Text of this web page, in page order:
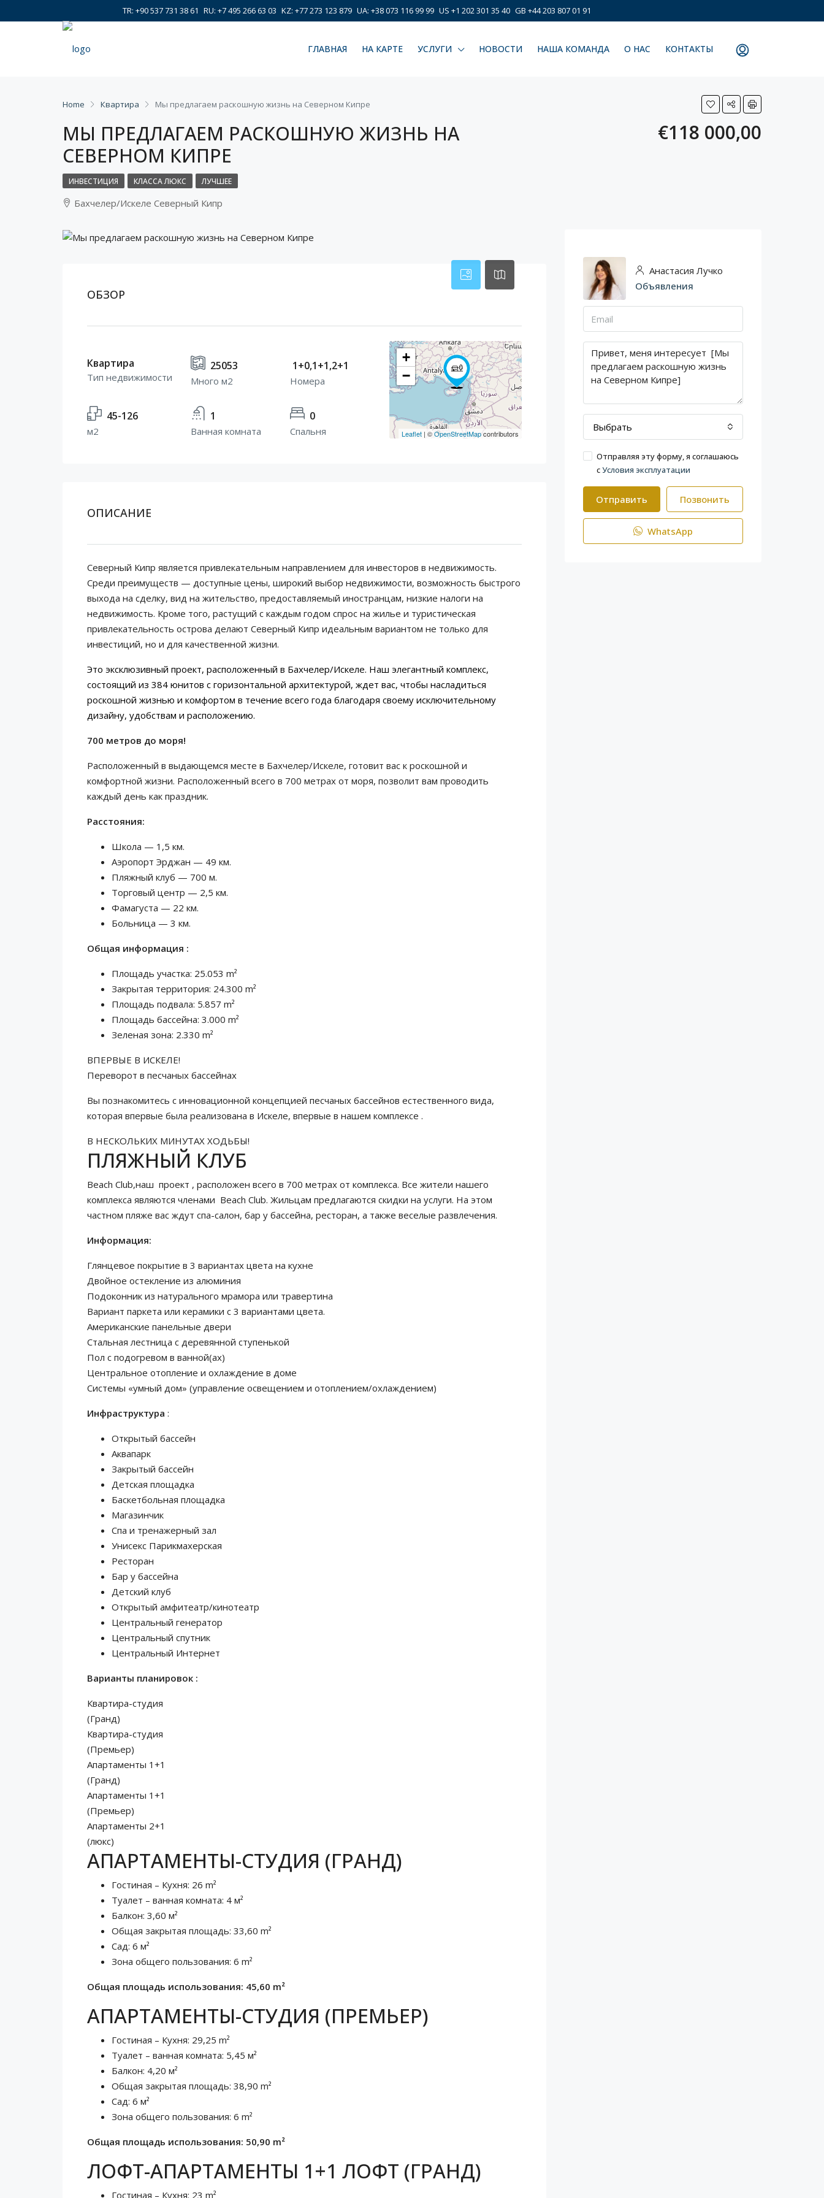
TR: +90 537 731 38 61 RU: +7 495 266 63 03 KZ: +77 273 123 879 UA: +38 073 116 99 99 US +1 202 301 35 40 GB +44 203 807 01 91
ГЛАВНАЯ НА КАРТЕ УСЛУГИ НОВОСТИ НАША КОМАНДА О НАС КОНТАКТЫ
Home Квартира Мы предлагаем раскошную жизнь на Северном Кипре
МЫ ПРЕДЛАГАЕМ РАСКОШНУЮ ЖИЗНЬ НА
СЕВЕРНОМ КИПРЕ
€118 000,00
ИНВЕСТИЦИЯ КЛАССА ЛЮКС ЛУЧШЕЕ
Бахчелер/Искеле Северный Кипр
ОБЗОР
Квартира
Тип недвижимости
25053
Много м2
1+0,1+1,2+1
Номера
45-126
м2
1
Ванная комната
0
Спальня
+
−
Leaflet| ©OpenStreetMapcontributors
ОПИСАНИЕ
Северный Кипр является привлекательным направлением для инвесторов в недвижимость.
Среди преимуществ — доступные цены, широкий выбор недвижимости, возможность быстрого
выхода на сделку, вид на жительство, предоставляемый иностранцам, низкие налоги на
недвижимость. Кроме того, растущий с каждым годом спрос на жилье и туристическая
привлекательность острова делают Северный Кипр идеальным вариантом не только для
инвестиций, но и для качественной жизни.
Это эксклюзивный проект, расположенный в Бахчелер/Искеле. Наш элегантный комплекс,
состоящий из 384 юнитов с горизонтальной архитектурой, ждет вас, чтобы насладиться
роскошной жизнью и комфортом в течение всего года благодаря своему исключительному
дизайну, удобствам и расположению.
700 метров до моря!
Расположенный в выдающемся месте в Бахчелер/Искеле, готовит вас к роскошной и
комфортной жизни. Расположенный всего в 700 метрах от моря, позволит вам проводить
каждый день как праздник.
Расстояния:
Школа — 1,5 км.
Аэропорт Эрджан — 49 км.
Пляжный клуб — 700 м.
Торговый центр — 2,5 км.
Фамагуста — 22 км.
Больница — 3 км.
Общая информация :
Площадь участка: 25.053 m²
Закрытая территория: 24.300 m²
Площадь подвала: 5.857 m²
Площадь бассейна: 3.000 m²
Зеленая зона: 2.330 m²
ВПЕРВЫЕ В ИСКЕЛЕ!
Переворот в песчаных бассейнах
Вы познакомитесь с инновационной концепцией песчаных бассейнов естественного вида,
которая впервые была реализована в Искеле, впервые в нашем комплексе .
В НЕСКОЛЬКИХ МИНУТАХ ХОДЬБЫ!
ПЛЯЖНЫЙ КЛУБ
Beach Club,наш проект , расположен всего в 700 метрах от комплекса. Все жители нашего
комплекса являются членами Beach Club. Жильцам предлагаются скидки на услуги. На этом
частном пляже вас ждут спа-салон, бар у бассейна, ресторан, а также веселые развлечения.
Информация:
Глянцевое покрытие в 3 вариантах цвета на кухне
Двойное остекление из алюминия
Подоконник из натурального мрамора или травертина
Вариант паркета или керамики с 3 вариантами цвета.
Американские панельные двери
Стальная лестница с деревянной ступенькой
Пол с подогревом в ванной(ах)
Центральное отопление и охлаждение в доме
Системы «умный дом» (управление освещением и отоплением/охлаждением)
Инфраструктура :
Открытый бассейн
Аквапарк
Закрытый бассейн
Детская площадка
Баскетбольная площадка
Магазинчик
Спа и тренажерный зал
Унисекс Парикмахерская
Ресторан
Бар у бассейна
Детский клуб
Открытый амфитеатр/кинотеатр
Центральный генератор
Центральный спутник
Центральный Интернет
Варианты планировок :
Квартира-студия
(Гранд)
Квартира-студия
(Премьер)
Апартаменты 1+1
(Гранд)
Апартаменты 1+1
(Премьер)
Апартаменты 2+1
(люкс)
АПАРТАМЕНТЫ-СТУДИЯ (ГРАНД)
Гостиная – Кухня: 26 m²
Туалет – ванная комната: 4 м²
Балкон: 3,60 м²
Общая закрытая площадь: 33,60 m²
Сад: 6 м²
Зона общего пользования: 6 m²
Общая площадь использования: 45,60 m²
АПАРТАМЕНТЫ-СТУДИЯ (ПРЕМЬЕР)
Гостиная – Кухня: 29,25 m²
Туалет – ванная комната: 5,45 м²
Балкон: 4,20 м²
Общая закрытая площадь: 38,90 m²
Сад: 6 м²
Зона общего пользования: 6 m²
Общая площадь использования: 50,90 m²
ЛОФТ-АПАРТАМЕНТЫ 1+1 ЛОФТ (ГРАНД)
Гостиная – Кухня: 23 m²
Анастасия Лучко
Объявления
Выбрать
Отправляя эту форму, я соглашаюсь
сУсловия эксплуатации
Отправить Позвонить
WhatsApp